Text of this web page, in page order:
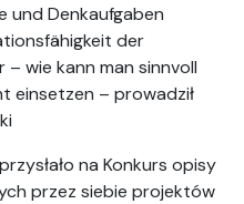
und Denkaufgaben
der
wie kann man sinnvoll
einsetzen – prowadził
na Konkurs opisy
przez siebie projektów